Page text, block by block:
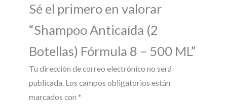
Sé el primero en valorar
“Shampoo Anticaída (2
Botellas) Fórmula 8 – 500 ML”
Tu dirección de correo electrónico no será
publicada. Los campos obligatorios están
marcados con *